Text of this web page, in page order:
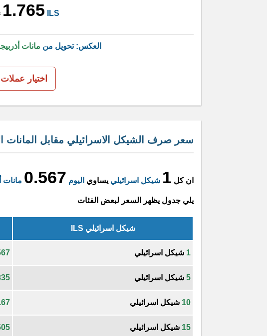
1.765 ILS
العكس: تحويل من مانات
اختيار
سعر صرف الشيكل الاسرائيلي مقابل المانات
ان كل 1 شيكل اسرائيلي يساوي اليوم 0.567 مانات
يلي جدول يظهر السعر لبعض الفئات
شيكل اسرائيلي ILS
1 شيكل اسرائيلي
5 شيكل اسرائيلي
10 شيكل اسرائيلي
15 شيكل اسرائيلي